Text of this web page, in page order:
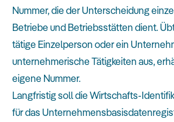
Nummer, die der Unterscheidung
Betriebe und Betriebsstätten dient.
tätige Einzelperson oder ein
unternehmerische Tätigkeiten aus,
eigene Nummer.
Langfristig soll die Wirtschafts-
für das